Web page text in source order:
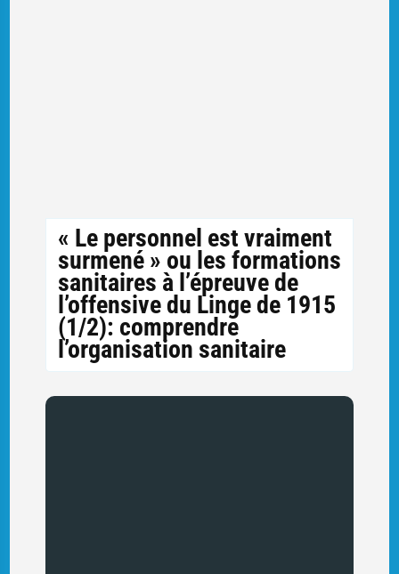
« Le personnel est vraiment
surmené » ou les formations
sanitaires à l’épreuve de
l’offensive du Linge de 1915
(1/2): comprendre
l’organisation sanitaire